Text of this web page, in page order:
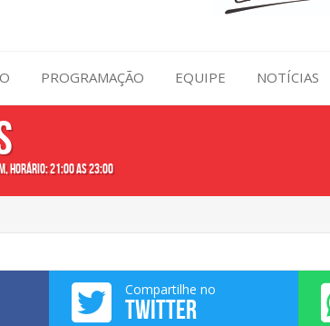
PROGRAMAÇÃO EQUIPE NOTÍCIAS
Horário: 21:00 as 23:00
Compartilhe no
TWITTER